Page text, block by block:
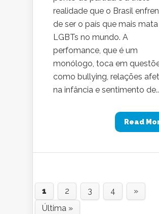
realidade que o Brasil
de ser o país que mais mata
LGBTs no mundo. A
perfomance, que é um
monólogo, toca em
como bullying, relações
na infância e sentimento
Read
1 2 3 4
»
Última »